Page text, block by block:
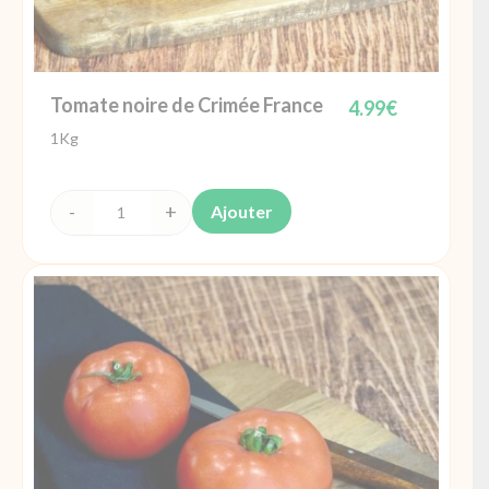
Tomate noire de Crimée France 4.99€
1Kg
quantité
Tomate
noire
de
Crimée
France
Ajouter